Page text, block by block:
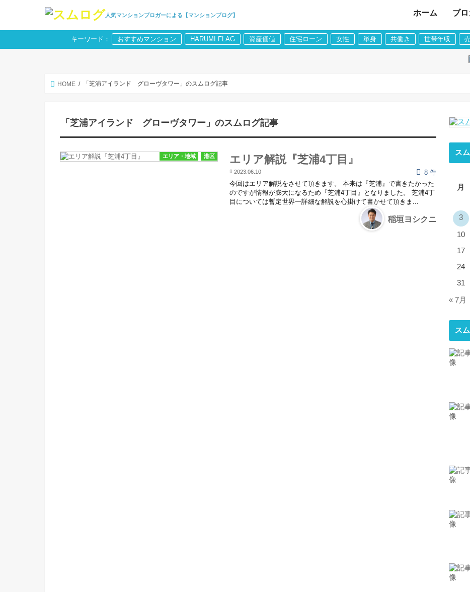
人気マンションブロガーによる【マンションブログ】
ホーム ブ
キーワード： おすすめマンション HARUMI FLAG 資産価値 住宅ローン 女性 単身 共働き 世帯年収
HOME 「芝浦アイランド グローヴタワー」のスムログ記事
「芝浦アイランド グローヴタワー」のスムログ記事
エリア・地域 港区 エリア解説『芝浦4丁目』
2023.06.10
8 件
今回はエリア解説をさせて頂きます。 本来は『芝浦』で書きたかった
のですが情報が膨大になるため『芝浦4丁目』となりました。 芝浦4丁
目については暫定世界一詳細な解説を心掛けて書かせて頂きま...
稲垣ヨシクニ
ス
月
3
10
17
24
31
« 7月
ス